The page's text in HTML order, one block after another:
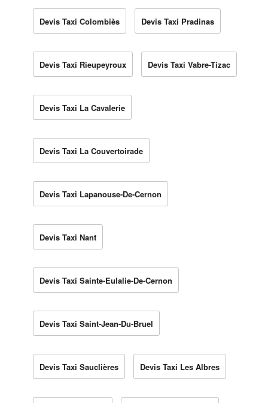
Devis Taxi Colombiès Devis Taxi Pradinas
Devis Taxi Rieupeyroux Devis Taxi Vabre-Tizac
Devis Taxi La Cavalerie
Devis Taxi La Couvertoirade
Devis Taxi Lapanouse-De-Cernon
Devis Taxi Nant
Devis Taxi Sainte-Eulalie-De-Cernon
Devis Taxi Saint-Jean-Du-Bruel
Devis Taxi Sauclières Devis Taxi Les Albres